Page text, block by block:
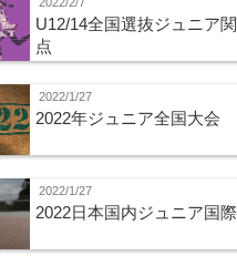
U12/14全国選抜ジュニア
点
2022/1/27
2022年ジュニア全国大会
2022/1/27
2022日本国内ジュニア国